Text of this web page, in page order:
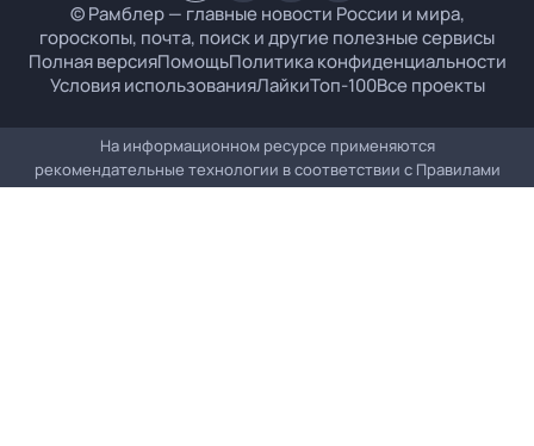
© Рамблер — главные новости России и мира,
гороскопы, почта, поиск и другие полезные сервисы
Полная версияПомощьПолитика конфиденциальности
Условия использованияЛайкиТоп-100Все проекты
На информационном ресурсе применяются
рекомендательные технологии в соответствии с Правилами